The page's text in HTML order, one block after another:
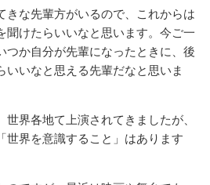
な先輩方がいるので、これからは
聞けたらいいなと思います。今ご一
つか自分が先輩になったときに、後
いいなと思える先輩だなと思いま
世界各地て上演されてきましたが、
世界を意識すること」はあります